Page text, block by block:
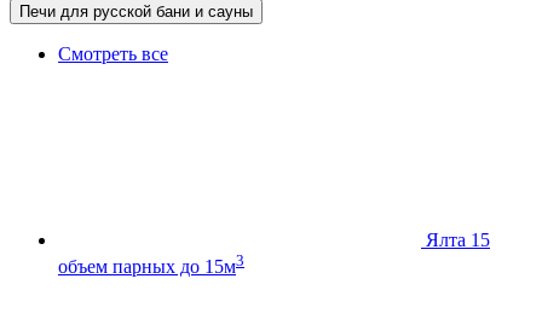
Печи для русской бани и сауны
Смотреть все
Ялта 15
объем парных до 15м3